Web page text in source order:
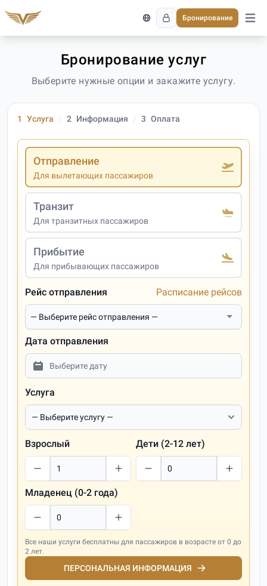
Бронирование
Бронирование услуг
Выберите нужные опции и закажите услугу.
1 Услуга 2 Информация 3 Оплата
Отправление
Для вылетающих пассажиров
Транзит
Для транзитных пассажиров
Прибытие
Для прибывающих пассажиров
Рейс отправления Расписание рейсов
Дата отправления
Услуга
Взрослый Дети (2-12 лет)
Младенец (0-2 года)
Все наши услуги бесплатны для пассажиров в возрасте от 0 до
2 лет.
ПЕРСОНАЛЬНАЯ ИНФОРМАЦИЯ